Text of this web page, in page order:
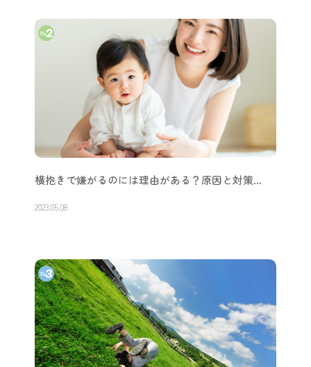
横抱きで嫌がるのには理由がある？原因と対策…
2023.05.08